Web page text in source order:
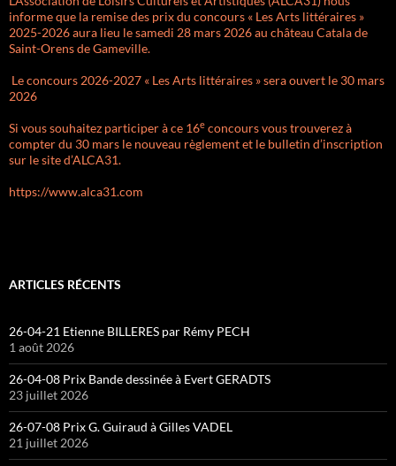
informe que la remise des prix du concours « Les Arts littéraires »
2025-2026 aura lieu le samedi 28 mars 2026 au château Catala de
Saint-Orens de Gameville.
Le concours 2026-2027 « Les Arts littéraires » sera ouvert le 30 mars
2026
Si vous souhaitez participer à ce 16e concours vous trouverez à
compter du 30 mars le nouveau règlement et le bulletin d’inscription
sur le site d’ALCA31.
https://www.alca31.com
ARTICLES RÉCENTS
26-04-21 Etienne BILLERES par Rémy PECH
1 août 2026
26-04-08 Prix Bande dessinée à Evert GERADTS
23 juillet 2026
26-07-08 Prix G. Guiraud à Gilles VADEL
21 juillet 2026